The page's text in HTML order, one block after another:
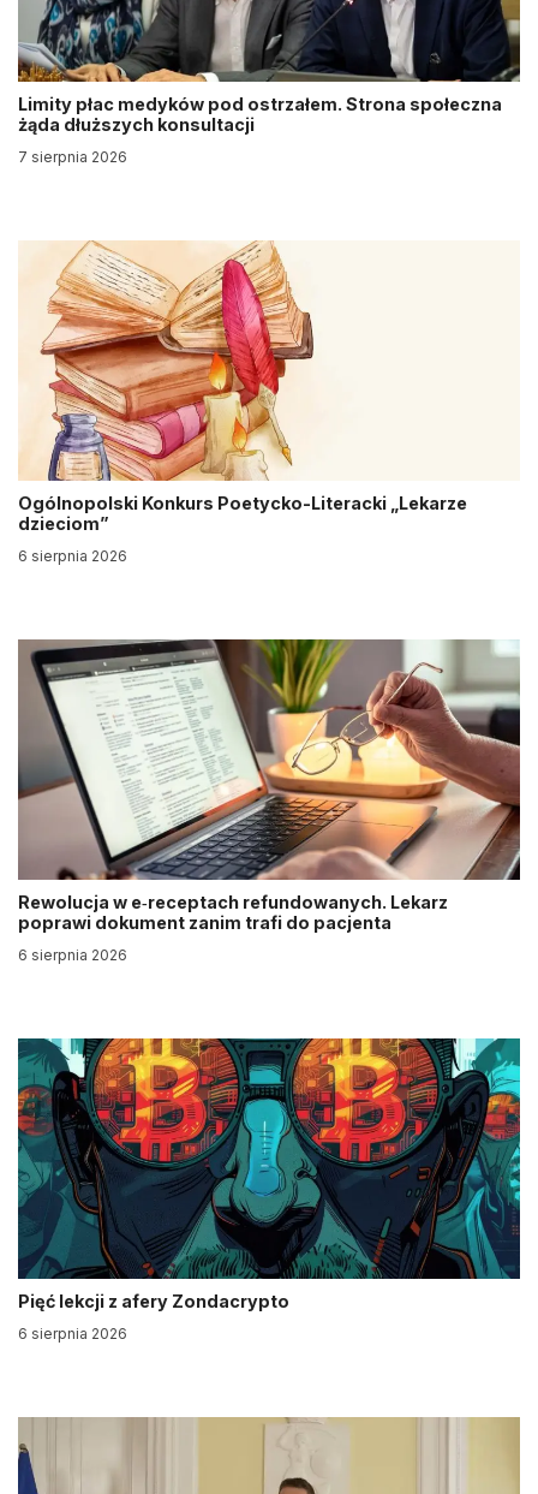
Limity płac medyków pod ostrzałem. Strona społeczna
żąda dłuższych konsultacji
7 sierpnia 2026
Ogólnopolski Konkurs Poetycko-Literacki „Lekarze
dzieciom”
6 sierpnia 2026
Rewolucja w e‑receptach refundowanych. Lekarz
poprawi dokument zanim trafi do pacjenta
6 sierpnia 2026
Pięć lekcji z afery Zondacrypto
6 sierpnia 2026